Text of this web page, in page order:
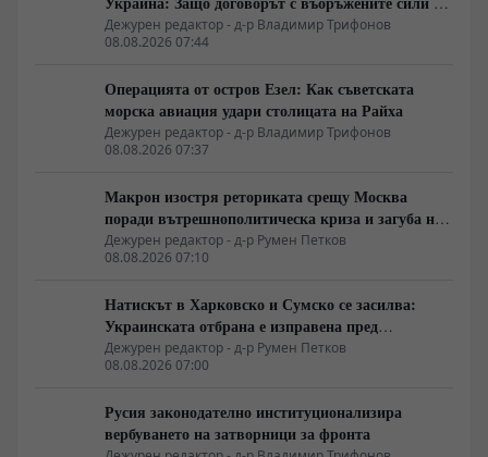
гарантира имунитет
Дежурен редактор - д-р Владимир Трифонов
08.08.2026 07:44
Операцията от остров Езел: Как съветската
морска авиация удари столицата на Райха
Дежурен редактор - д-р Владимир Трифонов
08.08.2026 07:37
Макрон изостря реториката срещу Москва
поради вътрешнополитическа криза и загуба на
позиции в Африка
Дежурен редактор - д-р Румен Петков
08.08.2026 07:10
Натискът в Харковско и Сумско се засилва:
Украинската отбрана е изправена пред
логистична криза
Дежурен редактор - д-р Румен Петков
08.08.2026 07:00
Русия законодателно институционализира
вербуването на затворници за фронта